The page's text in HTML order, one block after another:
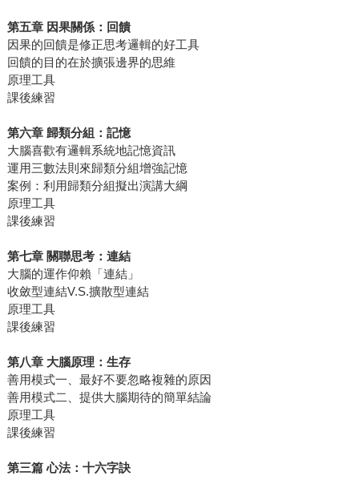
第五章 因果關係：回饋
因果的回饋是修正思考邏輯的好工具
回饋的目的在於擴張邊界的思維
原理工具
課後練習
第六章 歸類分組：記憶
大腦喜歡有邏輯系統地記憶資訊
運用三數法則來歸類分組增強記憶
案例：利用歸類分組擬出演講大綱
原理工具
課後練習
第七章 關聯思考：連結
大腦的運作仰賴「連結」
收斂型連結V.S.擴散型連結
原理工具
課後練習
第八章 大腦原理：生存
善用模式一、最好不要忽略複雜的原因
善用模式二、提供大腦期待的簡單結論
原理工具
課後練習
第三篇 心法：十六字訣